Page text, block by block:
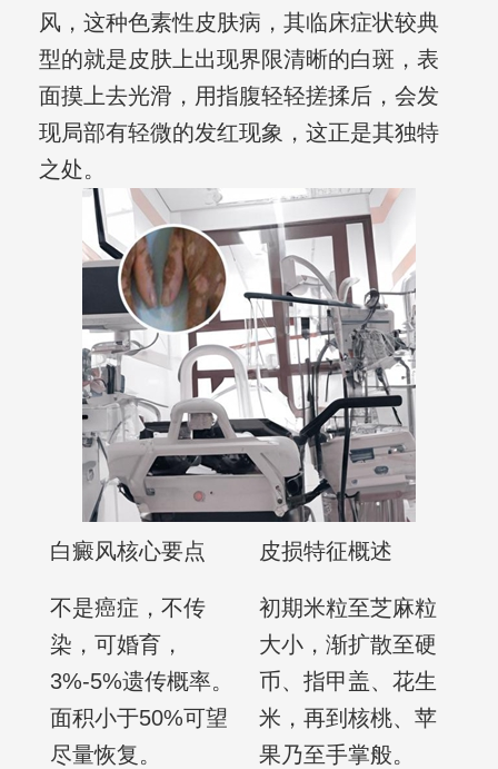
风，这种色素性皮肤病，其临床症状较典
型的就是皮肤上出现界限清晰的白斑，表
面摸上去光滑，用指腹轻轻搓揉后，会发
现局部有轻微的发红现象，这正是其独特
之处。
白癜风核心要点 皮损特征概述
不是癌症，不传
染，可婚育，
3%-5%遗传概率。
面积小于50%可望
尽量恢复。
初期米粒至芝麻粒
大小，渐扩散至硬
币、指甲盖、花生
米，再到核桃、苹
果乃至手掌般。